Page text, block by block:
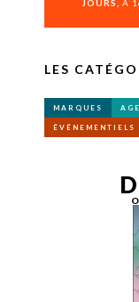
JOURS, À
LES
MARQUES
ÉVÉNEMENTIELS